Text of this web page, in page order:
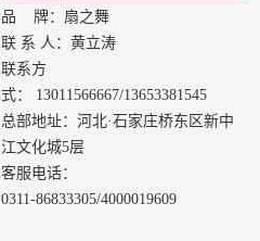
品 牌：扇之舞
联 系 人：黄立涛
联系方
式： 13011566667/13653381545
总部地址：河北·石家庄桥东区新中
江文化城5层
客服电话：
0311-86833305/4000019609